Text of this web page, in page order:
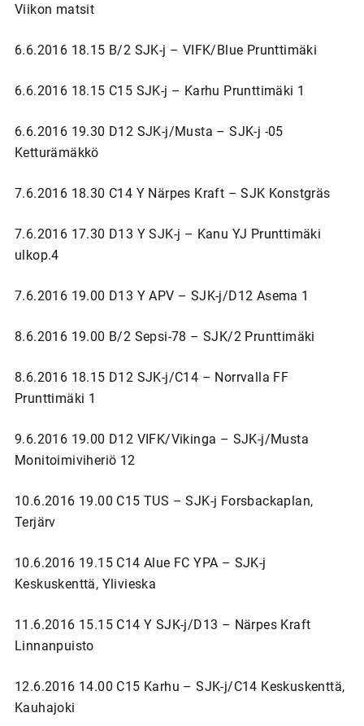
Viikon matsit
6.6.2016 18.15 B/2 SJK-j – VIFK/Blue Prunttimäki
6.6.2016 18.15 C15 SJK-j – Karhu Prunttimäki 1
6.6.2016 19.30 D12 SJK-j/Musta – SJK-j -05
Ketturämäkkö
7.6.2016 18.30 C14 Y Närpes Kraft – SJK Konstgräs
7.6.2016 17.30 D13 Y SJK-j – Kanu YJ Prunttimäki
ulkop.4
7.6.2016 19.00 D13 Y APV – SJK-j/D12 Asema 1
8.6.2016 19.00 B/2 Sepsi-78 – SJK/2 Prunttimäki
8.6.2016 18.15 D12 SJK-j/C14 – Norrvalla FF
Prunttimäki 1
9.6.2016 19.00 D12 VIFK/Vikinga – SJK-j/Musta
Monitoimiviheriö 12
10.6.2016 19.00 C15 TUS – SJK-j Forsbackaplan,
Terjärv
10.6.2016 19.15 C14 Alue FC YPA – SJK-j
Keskuskenttä, Ylivieska
11.6.2016 15.15 C14 Y SJK-j/D13 – Närpes Kraft
Linnanpuisto
12.6.2016 14.00 C15 Karhu – SJK-j/C14 Keskuskenttä,
Kauhajoki